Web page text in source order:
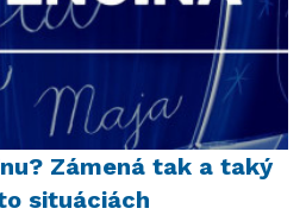
Zámená tak a taký
situáciách